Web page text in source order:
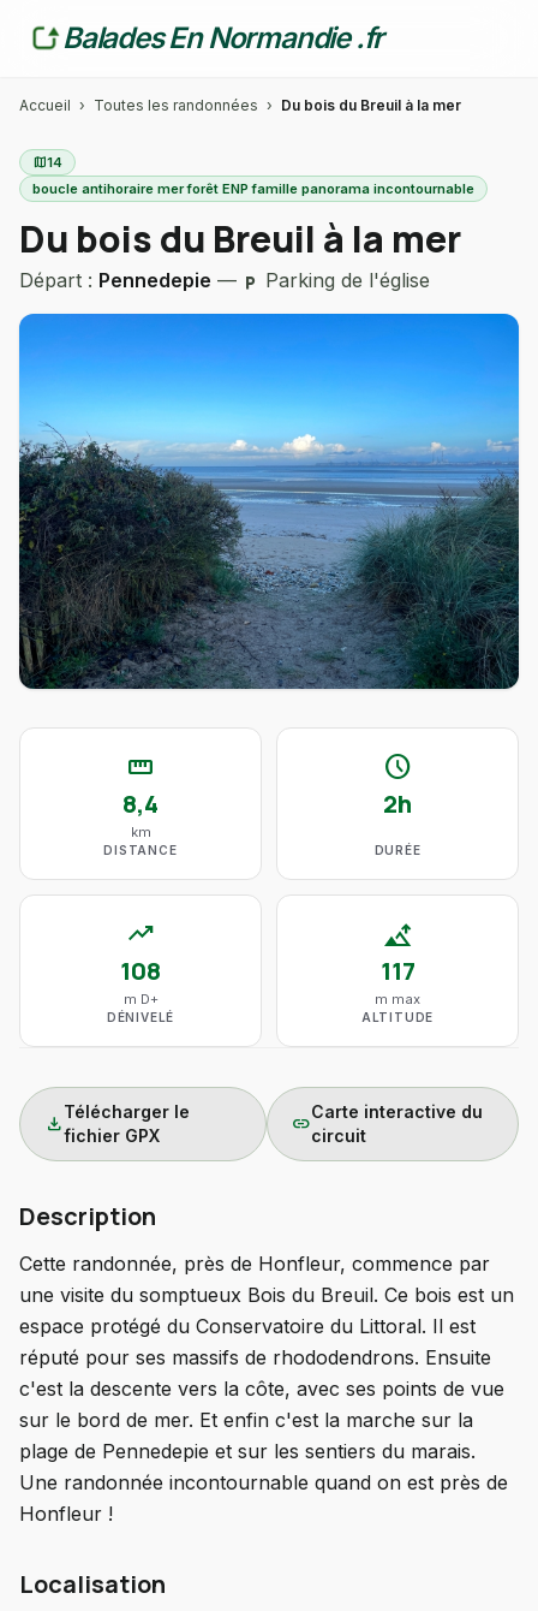
Balades En Normandie .fr
Accueil › Toutes les randonnées › Du bois du Breuil à la mer
map14
boucle antihoraire mer forêt ENP famille panorama incontournable
Du bois du Breuil à la mer
Départ : Pennedepie — local_parking Parking de l'église
straighten
8,4
km
DISTANCE
schedule
2h
DURÉE
trending_up
108
m D+
DÉNIVELÉ
altitude
117
m max
ALTITUDE
download
Télécharger le
fichier GPX
link
Carte interactive du
circuit
Description
Cette randonnée, près de Honfleur, commence par
une visite du somptueux Bois du Breuil. Ce bois est un
espace protégé du Conservatoire du Littoral. Il est
réputé pour ses massifs de rhododendrons. Ensuite
c'est la descente vers la côte, avec ses points de vue
sur le bord de mer. Et enfin c'est la marche sur la
plage de Pennedepie et sur les sentiers du marais.
Une randonnée incontournable quand on est près de
Honfleur !
Localisation